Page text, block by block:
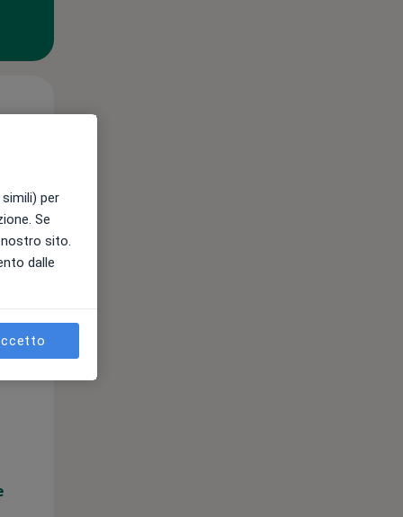
10 Ago
Lun,
per
Se
sito.
dalle